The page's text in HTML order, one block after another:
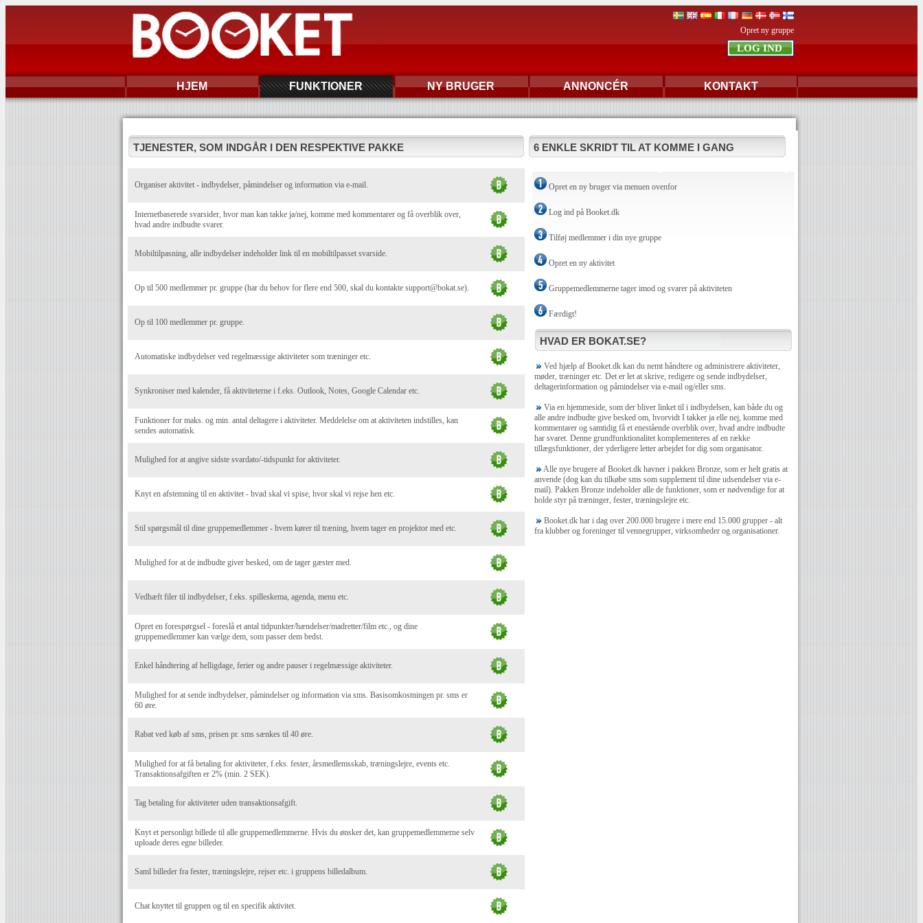
Opret ny gruppe
HJEM FUNKTIONER NY BRUGER ANNONCÉR KONTAKT
TJENESTER, SOM INDGÅR I DEN RESPEKTIVE PAKKE 6 ENKLE SKRIDT TIL AT KOMME I GANG
Organiser aktivitet - indbydelser, påmindelser og information via e-mail.
Internetbaserede svarsider, hvor man kan takke ja/nej, komme med kommentarer og få overblik over,
hvad andre indbudte svarer.
Mobiltilpasning, alle indbydelser indeholder link til en mobiltilpasset svarside.
Op til 500 medlemmer pr. gruppe (har du behov for flere end 500, skal du kontakte support@bokat.se).
Op til 100 medlemmer pr. gruppe.
Automatiske indbydelser ved regelmæssige aktiviteter som træninger etc.
Synkroniser med kalender, få aktiviteterne i f.eks. Outlook, Notes, Google Calendar etc.
Funktioner for maks. og min. antal deltagere i aktiviteter. Meddelelse om at aktiviteten indstilles, kan
sendes automatisk.
Mulighed for at angive sidste svardato/-tidspunkt for aktiviteter.
Knyt en afstemning til en aktivitet - hvad skal vi spise, hvor skal vi rejse hen etc.
Stil spørgsmål til dine gruppemedlemmer - hvem kører til træning, hvem tager en projektor med etc.
Mulighed for at de indbudte giver besked, om de tager gæster med.
Vedhæft filer til indbydelser, f.eks. spilleskema, agenda, menu etc.
Opret en forespørgsel - foreslå et antal tidpunkter/hændelser/madretter/film etc., og dine
gruppemedlemmer kan vælge dem, som passer dem bedst.
Enkel håndtering af helligdage, ferier og andre pauser i regelmæssige aktiviteter.
Mulighed for at sende indbydelser, påmindelser og information via sms. Basisomkostningen pr. sms er
60 øre.
Rabat ved køb af sms, prisen pr. sms sænkes til 40 øre.
Mulighed for at få betaling for aktiviteter, f.eks. fester, årsmedlemsskab, træningslejre, events etc.
Transaktionsafgiften er 2% (min. 2 SEK).
Tag betaling for aktiviteter uden transaktionsafgift.
Knyt et personligt billede til alle gruppemedlemmerne. Hvis du ønsker det, kan gruppemedlemmerne selv
uploade deres egne billeder.
Saml billeder fra fester, træningslejre, rejser etc. i gruppens billedalbum.
Chat knyttet til gruppen og til en specifik aktivitet.
Opret en ny bruger via menuen ovenfor
Log ind på Booket.dk
Tilføj medlemmer i din nye gruppe
Opret en ny aktivitet
Gruppemedlemmerne tager imod og svarer på aktiviteten
Færdigt!
HVAD ER BOKAT.SE?
Ved hjælp af Booket.dk kan du nemt håndtere og administrere aktiviteter,
møder, træninger etc. Det er let at skrive, redigere og sende indbydelser,
deltagerinformation og påmindelser via e-mail og/eller sms.
Via en hjemmeside, som der bliver linket til i indbydelsen, kan både du og
alle andre indbudte give besked om, hvorvidt I takker ja elle nej, komme med
kommentarer og samtidig få et enestående overblik over, hvad andre indbudte
har svaret. Denne grundfunktionalitet komplementeres af en række
tillægsfunktioner, der yderligere letter arbejdet for dig som organisator.
Alle nye brugere af Booket.dk havner i pakken Bronze, som er helt gratis at
anvende (dog kan du tilkøbe sms som supplement til dine udsendelser via e-
mail). Pakken Bronze indeholder alle de funktioner, som er nødvendige for at
holde styr på træninger, fester, træningslejre etc.
Booket.dk har i dag over 200.000 brugere i mere end 15.000 grupper - alt
fra klubber og foreninger til vennegrupper, virksomheder og organisationer.